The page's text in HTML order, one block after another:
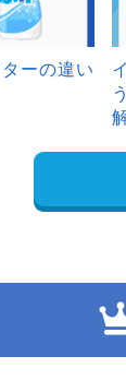
ーの違い